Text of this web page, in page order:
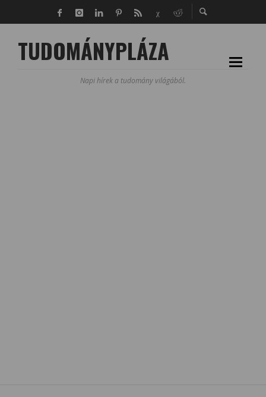
TUDOMÁNYPLÁZA
Napi hírek a tudomány világából.